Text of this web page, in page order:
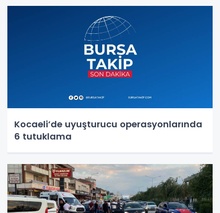
Kocaeli’de uyuşturucu operasyonlarında
6 tutuklama